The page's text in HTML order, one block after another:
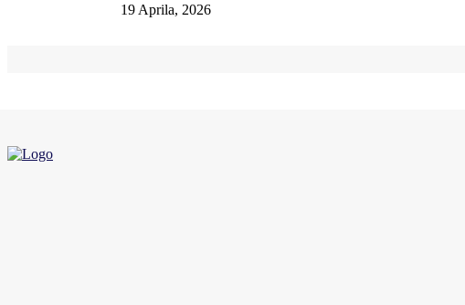
19 Aprila, 2026